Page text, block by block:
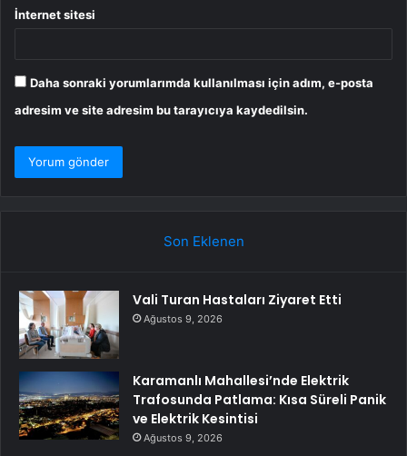
İnternet sitesi
Daha sonraki yorumlarımda kullanılması için adım, e-posta
adresim ve site adresim bu tarayıcıya kaydedilsin.
Son Eklenen
Vali Turan Hastaları Ziyaret Etti
Ağustos 9, 2026
Karamanlı Mahallesi’nde Elektrik
Trafosunda Patlama: Kısa Süreli Panik
ve Elektrik Kesintisi
Ağustos 9, 2026